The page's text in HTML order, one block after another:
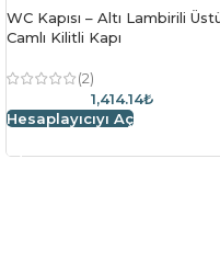
WC Kapısı – Altı Lambirili
Camlı Kilitli Kapı
(2)
1,414.14₺
Hesaplayıcıyı Aç